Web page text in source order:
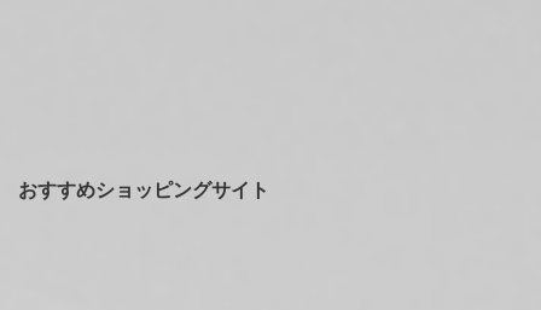
おすすめショッピングサイト